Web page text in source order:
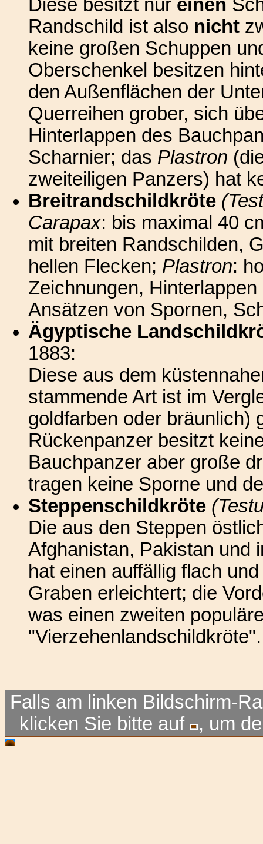
Diese besitzt nur einen
Randschild ist also nicht
keine großen Schuppen
Oberschenkel besitzen
den Außenflächen der
Querreihen grober, sich
Hinterlappen des
Scharnier; das Plastron
zweiteiligen Panzers) hat
Breitrandschildkröte
Carapax: bis maximal 40
mit breiten Randschilden,
hellen Flecken; Plastron:
Zeichnungen,
Ansätzen von Spornen,
Ägyptische
1883:
Diese aus dem
stammende Art ist im
goldfarben oder bräunlich)
Rückenpanzer besitzt
Bauchpanzer aber große
tragen keine Sporne und
Steppenschildkröte
Die aus den Steppen
Afghanistan, Pakistan und
hat einen auffällig flach
Graben erleichtert; die
was einen zweiten
"Vierzehenlandschildkröte".
Falls am linken Bildschirm-
klicken Sie bitte auf
, um